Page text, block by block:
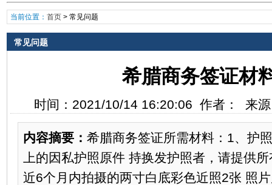
当前位置： 首页> 常见问题
常见问题
希腊商务签证材
时间：2021/10/14 16:20:06 作者： 来
内容摘要： 希腊商务签证所需材料：1、护
上的因私护照原件 持换发护照者，请提供
近6个月内拍摄的两寸白底彩色近照2张 照